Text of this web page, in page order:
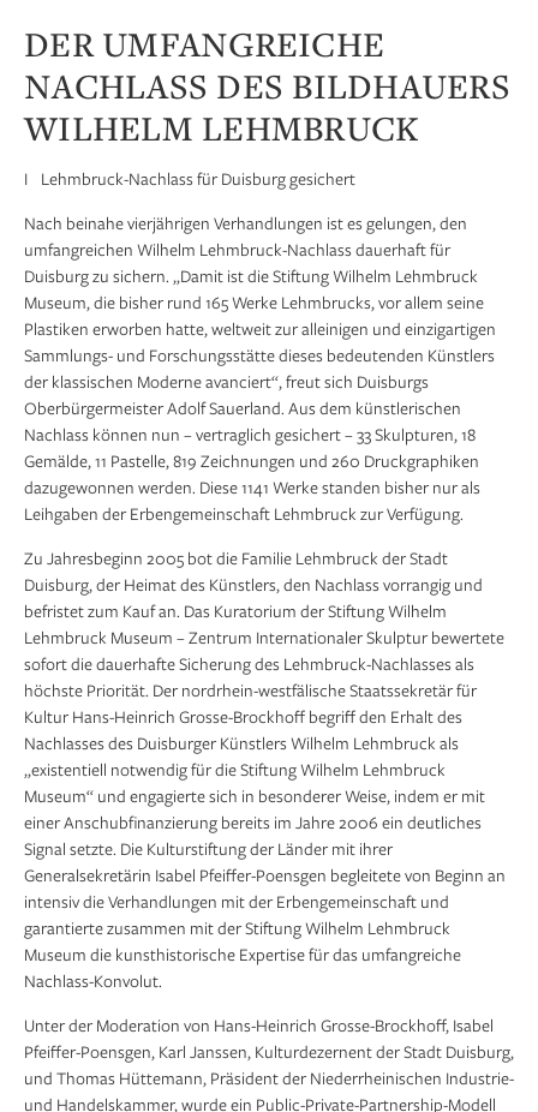
DER UMFANGREICHE
NACHLASS DES BILDHAUERS
WILHELM LEHMBRUCK
I Lehmbruck-Nachlass für Duisburg gesichert
Nach beinahe vierjährigen Verhandlungen ist es gelungen, den
umfangreichen Wilhelm Lehmbruck-Nachlass dauerhaft für
Duisburg zu sichern. „Damit ist die Stiftung Wilhelm Lehmbruck
Museum, die bisher rund 165 Werke Lehmbrucks, vor allem seine
Plastiken erworben hatte, weltweit zur alleinigen und einzigartigen
Sammlungs- und Forschungsstätte dieses bedeutenden Künstlers
der klassischen Moderne avanciert“, freut sich Duisburgs
Oberbürgermeister Adolf Sauerland. Aus dem künstlerischen
Nachlass können nun – vertraglich gesichert – 33 Skulpturen, 18
Gemälde, 11 Pastelle, 819 Zeichnungen und 260 Druckgraphiken
dazugewonnen werden. Diese 1141 Werke standen bisher nur als
Leihgaben der Erbengemeinschaft Lehmbruck zur Verfügung.
Zu Jahresbeginn 2005 bot die Familie Lehmbruck der Stadt
Duisburg, der Heimat des Künstlers, den Nachlass vorrangig und
befristet zum Kauf an. Das Kuratorium der Stiftung Wilhelm
Lehmbruck Museum – Zentrum Internationaler Skulptur bewertete
sofort die dauerhafte Sicherung des Lehmbruck-Nachlasses als
höchste Priorität. Der nordrhein-westfälische Staatssekretär für
Kultur Hans-Heinrich Grosse-Brockhoff begriff den Erhalt des
Nachlasses des Duisburger Künstlers Wilhelm Lehmbruck als
„existentiell notwendig für die Stiftung Wilhelm Lehmbruck
Museum“ und engagierte sich in besonderer Weise, indem er mit
einer Anschubfinanzierung bereits im Jahre 2006 ein deutliches
Signal setzte. Die Kulturstiftung der Länder mit ihrer
Generalsekretärin Isabel Pfeiffer-Poensgen begleitete von Beginn an
intensiv die Verhandlungen mit der Erbengemeinschaft und
garantierte zusammen mit der Stiftung Wilhelm Lehmbruck
Museum die kunsthistorische Expertise für das umfangreiche
Nachlass-Konvolut.
Unter der Moderation von Hans-Heinrich Grosse-Brockhoff, Isabel
Pfeiffer-Poensgen, Karl Janssen, Kulturdezernent der Stadt Duisburg,
und Thomas Hüttemann, Präsident der Niederrheinischen Industrie-
und Handelskammer, wurde ein Public-Private-Partnership-Modell